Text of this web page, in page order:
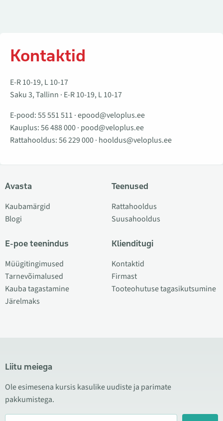
Kontaktid
E-R 10-19, L 10-17
Saku 3, Tallinn · E-R 10-19, L 10-17
E-pood:55 551 511 ·epood@veloplus.ee
Kauplus:56 488 000· pood@veloplus.ee
Rattahooldus:56 229 000· hooldus@veloplus.ee
Avasta
Kaubamärgid
Blogi
E-poe teenindus
Müügitingimused
Tarnevõimalused
Kauba tagastamine
Järelmaks
Teenused
Rattahooldus
Suusahooldus
Klienditugi
Kontaktid
Firmast
Tooteohutuse tagasikutsumine
Liitu meiega
Ole esimesena kursis kasulike uudiste ja parimate
pakkumistega.